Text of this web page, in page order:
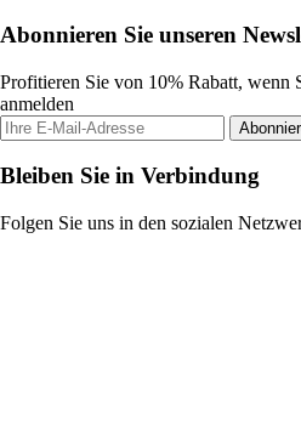
Abonnieren Sie unseren
Profitieren Sie von 10% Rabatt, wenn
anmelden
Bleiben Sie in Verbindung
Folgen Sie uns in den sozialen